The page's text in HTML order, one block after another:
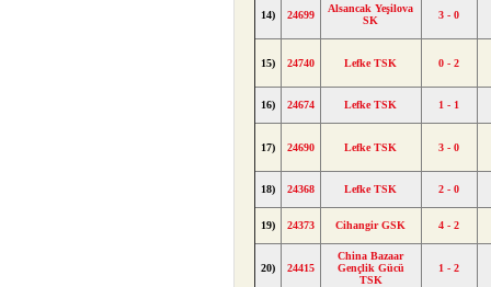
14) 24699
Alsancak Yeşilova
SK
3 - 0
15) 24740 Lefke TSK 0 - 2
16) 24674 Lefke TSK 1 - 1
17) 24690 Lefke TSK 3 - 0
18) 24368 Lefke TSK 2 - 0
19) 24373 Cihangir GSK 4 - 2
20) 24415
China Bazaar
Gençlik Gücü
TSK
1 - 2